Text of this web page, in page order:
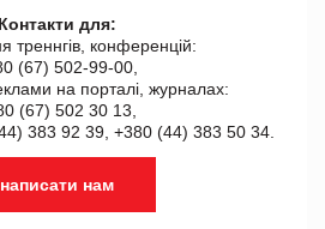
Контакти для:
треннгів, конференцій:
(67) 502-99-00,
на порталі, журналах:
(67) 502 30 13,
383 92 39, +380 (44) 383 50 34.
написати нам